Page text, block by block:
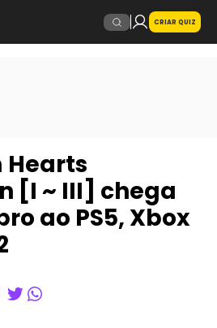
CRIAR QUIZ
Hearts
[I ~ III] chega
ao PS5, Xbox